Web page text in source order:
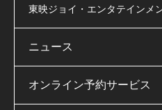
東映ジョイ・エンタテインメ
ニュース
オンライン予約サービス